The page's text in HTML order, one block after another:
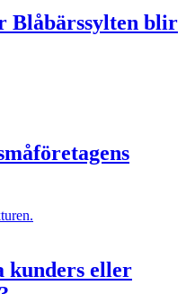
Blåbärssylten blir
kunders eller